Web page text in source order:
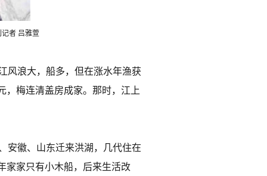
者 吕雅萱
风浪大，船多，但在涨水年渔获
，梅连清盖房成家。那时，江上
安徽、山东迁来洪湖，几代住在
家家只有小木船，后来生活改